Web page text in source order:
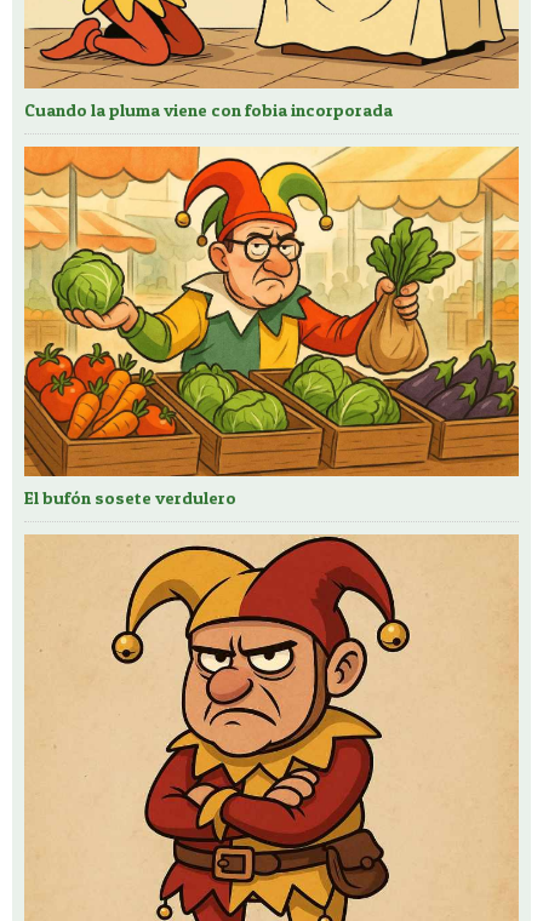
Cuando la pluma viene con fobia incorporada
El bufón sosete verdulero